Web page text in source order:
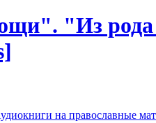
"Из рода
на православные